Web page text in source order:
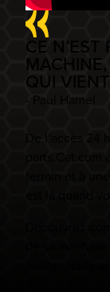
CE
QUI
- Paul Hamel